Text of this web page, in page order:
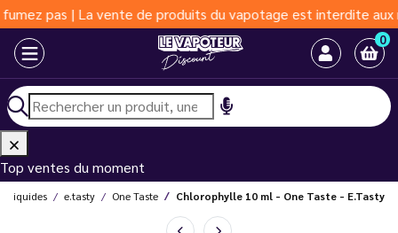
| La vente de produits du vapotage est interdite aux moins
0
Top ventes du moment
E-liquides e.tasty One Taste Chlorophylle 10 ml - One Taste - E.Tasty